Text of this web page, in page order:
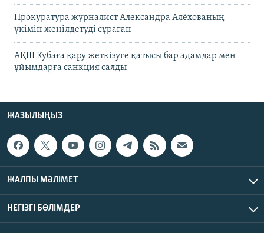
Прокуратура журналист Александра Алёхованың
үкімін жеңілдетуді сұраған
АҚШ Кубаға қару жеткізуге қатысы бар адамдар мен
ұйымдарға санкция салды
ЖАЗЫЛЫҢЫЗ
ЖАЛПЫ МӘЛІМЕТ
НЕГІЗГІ БӨЛІМДЕР